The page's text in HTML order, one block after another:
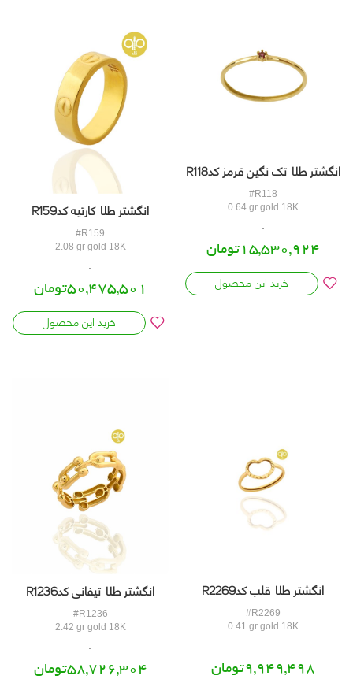
انگشتر طلا تک نگین قرمز کدR118
#R118
0.64 gr gold 18K
15,530,924تومان
خرید این محصول
انگشتر طلا کارتیه کدR159
#R159
2.08 gr gold 18K
50,475,501تومان
خرید این محصول
انگشتر طلا قلب کدR2269
#R2269
0.41 gr gold 18K
9,949,498تومان
انگشتر طلا تیفانی کدR1236
#R1236
2.42 gr gold 18K
58,726,304تومان